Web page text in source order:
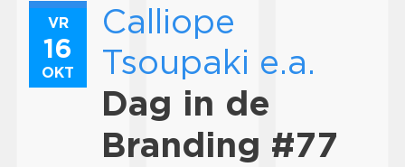
VR
16
OKT
Calliope
Tsoupaki e.a.
Dag in de
Branding #77